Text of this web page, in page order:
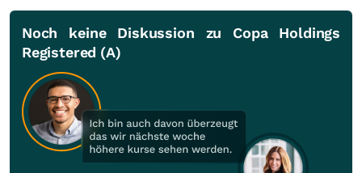
Noch keine Diskussion zu Copa Holdings
Registered (A)